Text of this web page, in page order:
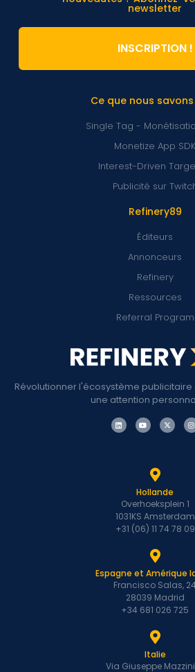
Révolutionner l'écosystème
une attention
Refinery89
Éditeurs
Annonceurs
Refinery
Ressources
Referral Program
Ce que nous
Single Tag -
Monetize App SDK
Interest-Driven
Publicité sur
newsletter
INSCRIPTION !
Hollande
Overhoeksplein 1
1031KS Amsterdam
+31 (06) 11 74 78 09
Espagne et Amérique
Francisco Salas, 24
28039 Madrid
+34 681 026 725
Italie
Via Giuseppe